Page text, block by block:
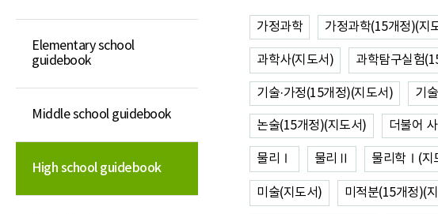
Elementary school
guidebook
Middle school guidebook
High school guidebook
가정과학 가정과학(15개정)(지
과학사(지도서) 과학탐구실험
기술·가정(15개정)(지도서) 기
논술(15개정)(지도서) 더불어
물리Ⅰ 물리Ⅱ 물리학Ⅰ(지
미술(지도서) 미적분(15개정)(